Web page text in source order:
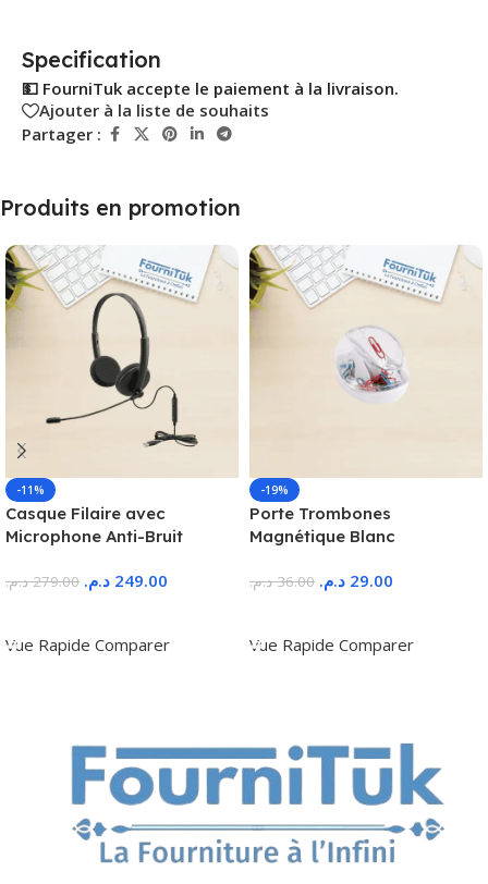
Specification
💵 FourniTuk accepte le paiement à la livraison.
Ajouter à la liste de souhaits
Partager :
Produits en promotion
-11%
Casque Filaire avec
Microphone Anti-Bruit
279.00 د.م. 249.00 د.م.
Vue Rapide Comparer
-19%
Porte Trombones
Magnétique Blanc
36.00 د.م. 29.00 د.م.
Vue Rapide Comparer